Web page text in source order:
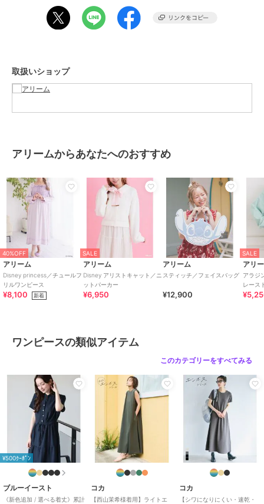
手洗いがおすすめです。
摩擦や汗、雨等で濡れた際に他の衣類や小物類に色が移る事がありま
ンをかけないでください。透け感[なし]
生地の厚さ[普通]
※モデル着用画像は、光の当たり具合で色味が違って見える場合がご
※お使いのモニター環境によって商品の色味が違って見える場合がご
ざいます。
ブランド
ショップ アリーム
商品カテゴリ ワンピースドレス ワンピース
性別タイプ
レディース
ワンピースドレス
ワンピース
ライトピンク：表生地 ﾎ゜ﾘｴｽﾃﾙ 1
00% 裏生地 ﾎ゜ﾘｴｽﾃﾙ 100%
ライトブルー：表生地 ﾎ゜ﾘｴｽﾃﾙ 7
5% 綿 25% 裏生地 ﾎ゜ﾘｴｽﾃﾙ 100%
商品のお取り扱い方法
原産国
取扱いショップ
アリームからあなたへのおすすめ
40%OFF
アリーム
Disney princess／チュールフ
リルワンピース
¥8,100 新着
SALE
アリーム
Disney アリストキャット／ニ
ットパーカー
¥6,950
アリーム
スティッチ／フェイスバッグ
¥12,900
SALE
アリ
アラジ
レース
ワンピースの類似アイテム
このカテゴリーをすべてみる
¥500ｸｰﾎﾟﾝ
ブルーイースト
《新色追加 / 選べる着丈》累計
コカ
【西山茉希様着用】ライトエ
コカ
【シワになりにくい・速乾・